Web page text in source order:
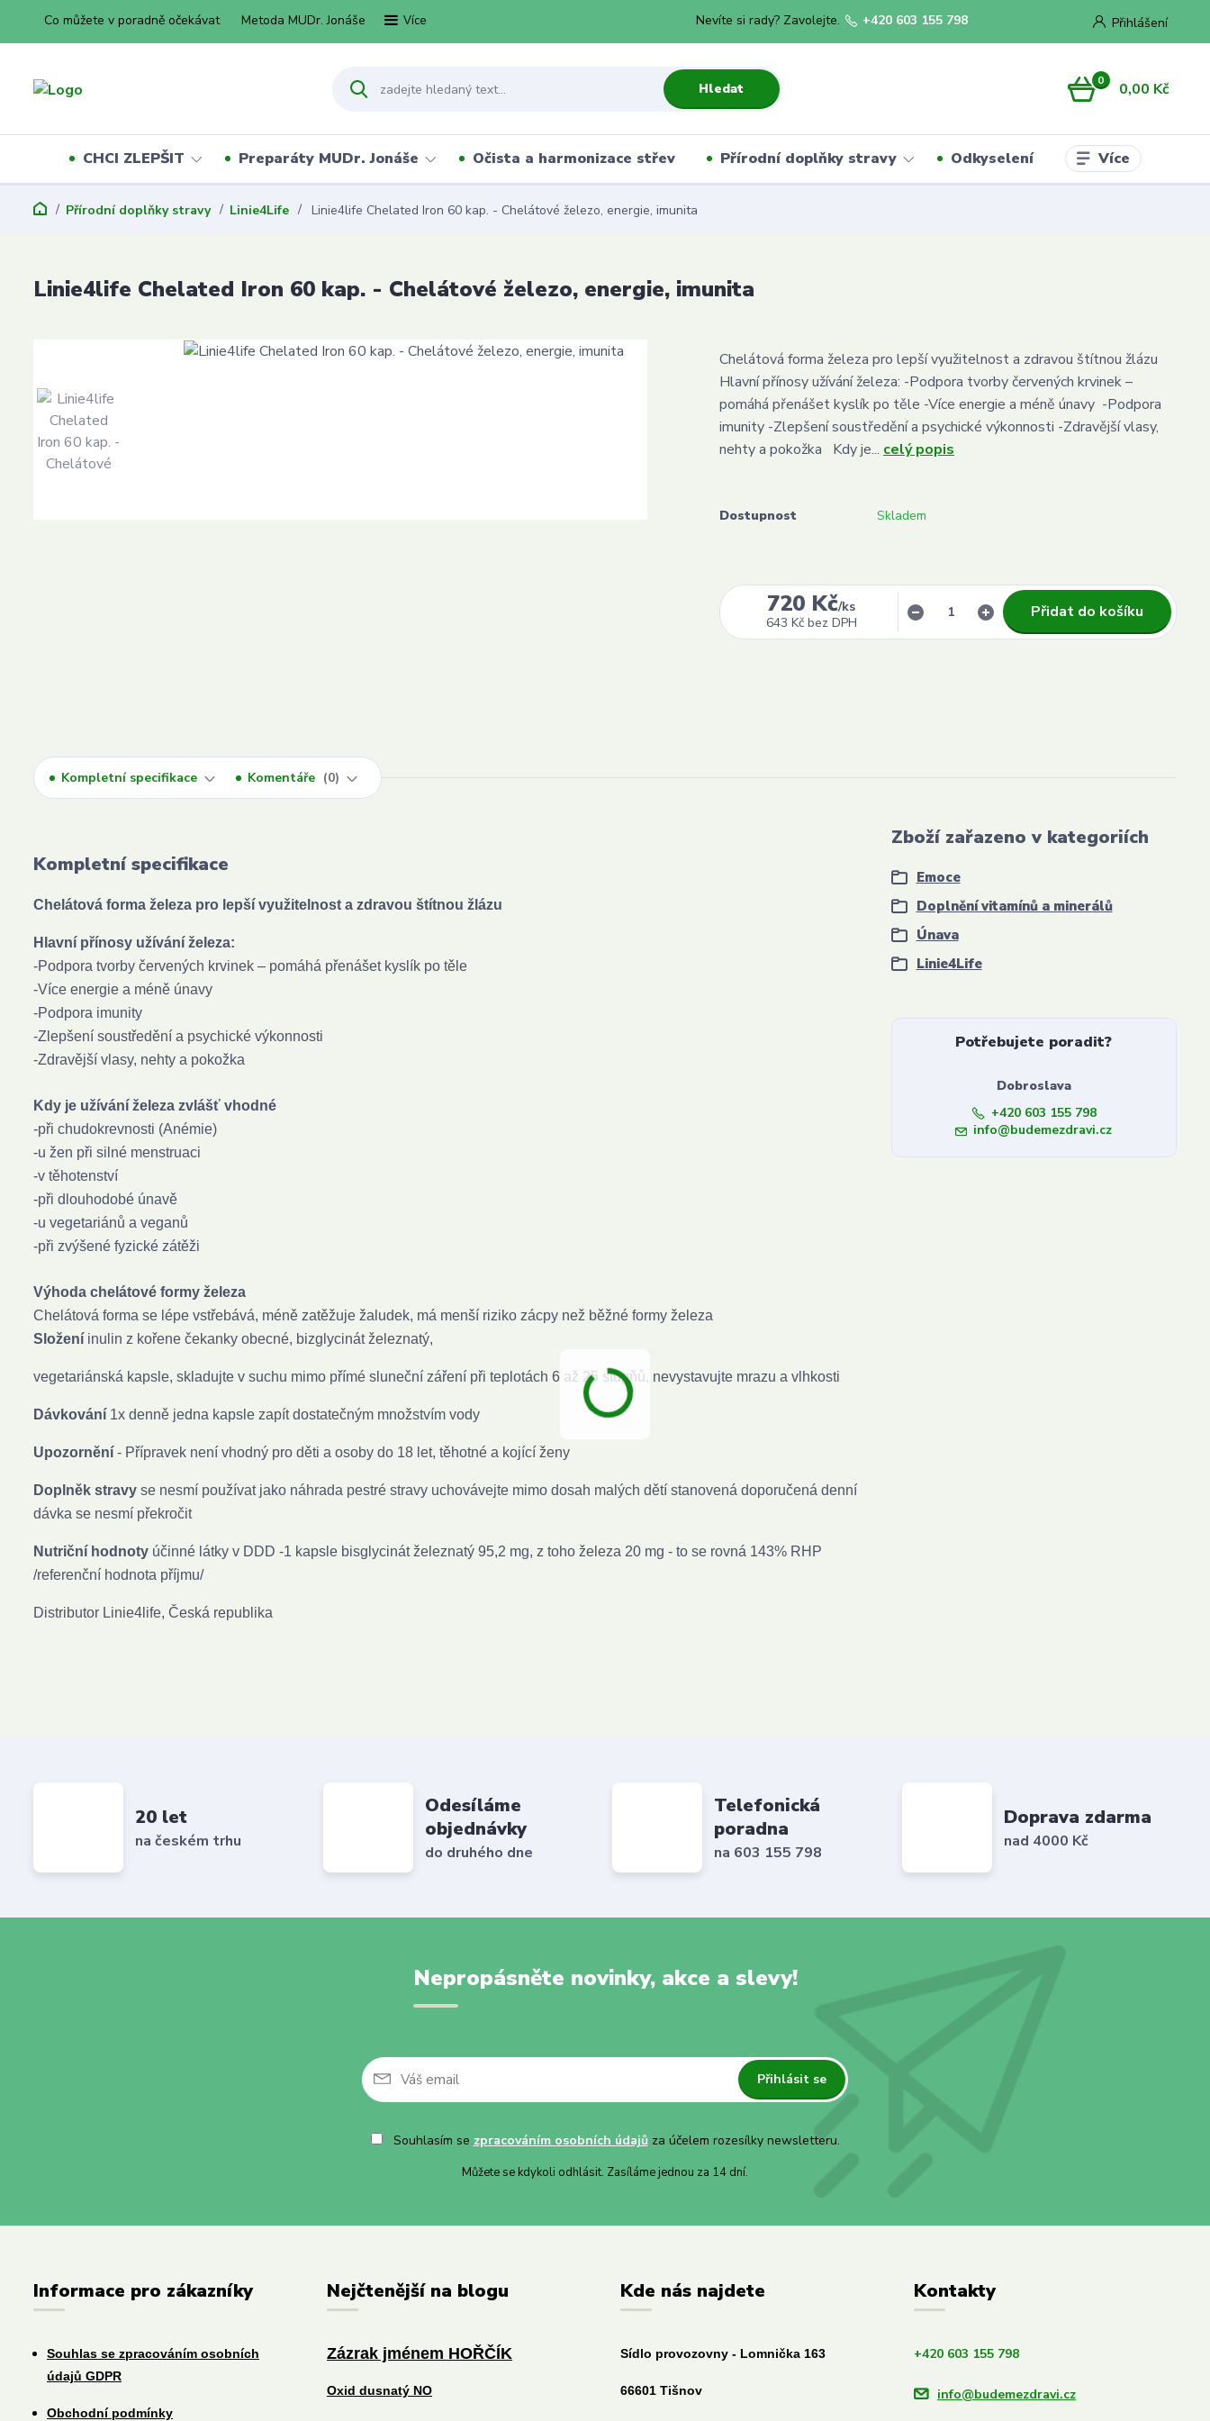
Co můžete v poradně očekávat Metoda MUDr. Jonáše Více Přihlášení
Hledat
Nevíte si rady? Zavolejte. +420 603 155 798
0 0,00 Kč
CHCI ZLEPŠIT Preparáty MUDr. Jonáše Očista a harmonizace střev Přírodní doplňky stravy Odkyselení Více
Přírodní doplňky stravy Linie4Life Linie4life Chelated Iron 60 kap. - Chelátové železo, energie, imunita
Linie4life Chelated Iron 60 kap. - Chelátové železo, energie, imunita
Chelátová forma železa pro lepší využitelnost a zdravou štítnou žlázu
Hlavní přínosy užívání železa: -Podpora tvorby červených krvinek –
pomáhá přenášet kyslík po těle -Více energie a méně únavy -Podpora
imunity -Zlepšení soustředění a psychické výkonnosti -Zdravější vlasy,
nehty a pokožka Kdy je... celý popis
Dostupnost Skladem
720 Kč/ks
643 Kč bez DPH
Přidat do košíku
Kompletní specifikace Komentáře 0
Kompletní specifikace
Chelátová forma železa pro lepší využitelnost a zdravou štítnou žlázu
Hlavní přínosy užívání železa:
-Podpora tvorby červených krvinek – pomáhá přenášet kyslík po těle
-Více energie a méně únavy
-Podpora imunity
-Zlepšení soustředění a psychické výkonnosti
-Zdravější vlasy, nehty a pokožka
Kdy je užívání železa zvlášť vhodné
-při chudokrevnosti (Anémie)
-u žen při silné menstruaci
-v těhotenství
-při dlouhodobé únavě
-u vegetariánů a veganů
-při zvýšené fyzické zátěži
Výhoda chelátové formy železa
Chelátová forma se lépe vstřebává, méně zatěžuje žaludek, má menší riziko zácpy než běžné formy železa
Složení inulin z kořene čekanky obecné, bizglycinát železnatý,
vegetariánská kapsle, skladujte v suchu mimo přímé sluneční záření při teplotách 6 až 25 stupňů, nevystavujte mrazu a vlhkosti
Dávkování 1x denně jedna kapsle zapít dostatečným množstvím vody
Upozornění - Přípravek není vhodný pro děti a osoby do 18 let, těhotné a kojící ženy
Doplněk stravy se nesmí používat jako náhrada pestré stravy uchovávejte mimo dosah malých dětí stanovená doporučená denní
dávka se nesmí překročit
Nutriční hodnoty účinné látky v DDD -1 kapsle bisglycinát železnatý 95,2 mg, z toho železa 20 mg - to se rovná 143% RHP
/referenční hodnota příjmu/
Distributor Linie4life, Česká republika
Zboží zařazeno v kategoriích
Emoce
Doplnění vitamínů a minerálů
Únava
Linie4Life
Potřebujete poradit?
Dobroslava
+420 603 155 798
info@budemezdravi.cz
20 let
na českém trhu
Odesíláme
objednávky
do druhého dne
Telefonická
poradna
na 603 155 798
Doprava zdarma
nad 4000 Kč
Nepropásněte novinky, akce a slevy!
Přihlásit se
Souhlasím se zpracováním osobních údajůza účelem rozesílky newsletteru.
Můžete se kdykoli odhlásit. Zasíláme jednou za 14 dní.
Informace pro zákazníky
Souhlas se zpracováním osobních
údajů GDPR
Obchodní podmínky
Nejčtenější na blogu
Zázrak jménem HOŘČÍK
Oxid dusnatý NO
Kde nás najdete
Sídlo provozovny - Lomnička 163
66601 Tišnov
Kontakty
+420 603 155 798
info@budemezdravi.cz